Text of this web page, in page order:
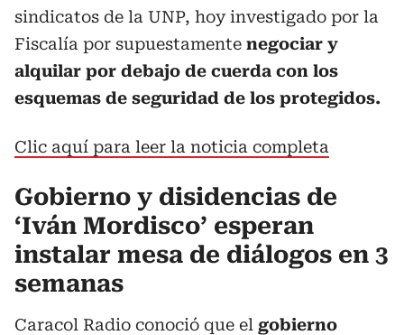
sindicatos de la UNP, hoy investigado por la
Fiscalía por supuestamente negociar y
alquilar por debajo de cuerda con los
esquemas de seguridad de los protegidos.
Clic aquí para leer la noticia completa
Gobierno y disidencias de
‘Iván Mordisco’ esperan
instalar mesa de diálogos en 3
semanas
Caracol Radio conoció que el gobierno